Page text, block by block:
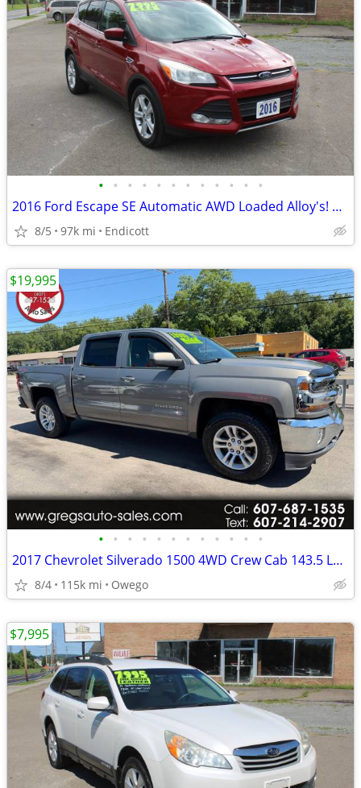
• • • • • • • • • • • •
2016 Ford Escape SE Automatic AWD Loaded Alloy's! Rear Camera! 97K!
8/5 97k mi Endicott
• • • • • • • • • • • •
2017 Chevrolet Silverado 1500 4WD Crew Cab 143.5 LT w/1LT
8/4 115k mi Owego
$19,995
$7,995